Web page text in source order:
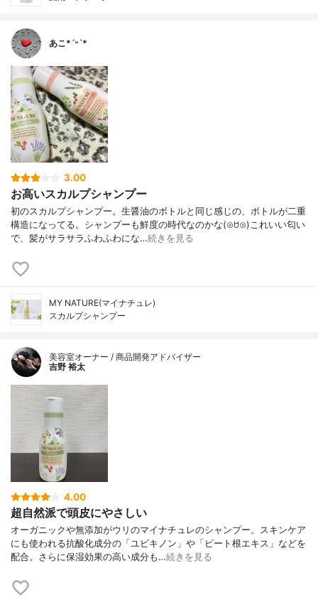
あこ*ˊᵕˋ*
3.00
お高いスカルプシャンプー
初のスカルプシャンプー。生醤油のボトルと同じ感じの、ボトルが二重
構造になってる。シャンプーも鮮度の時代なのかな(⊙ꇴ⊙)これいい匂い
で、髪がサラサラふわふわにな…続きを見る
MY NATURE(マイナチュレ)
スカルプシャンプー
美容室オーナー / 商品開発アドバイザー
吉野 裕太
4.00
超自然派で頭皮にやさしい
オーガニックや無添加がウリのマイナチュレのシャンプー。スキンケア
にも使われる抗酸化成分の「ユビキノン」や「ビート根エキス」などを
配合。さらに保湿効果の高い成分も…続きを見る